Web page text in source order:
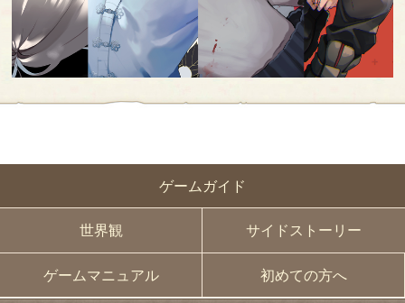
ゲームガイド
世界観 サイドストーリー
ゲームマニュアル 初めての方へ